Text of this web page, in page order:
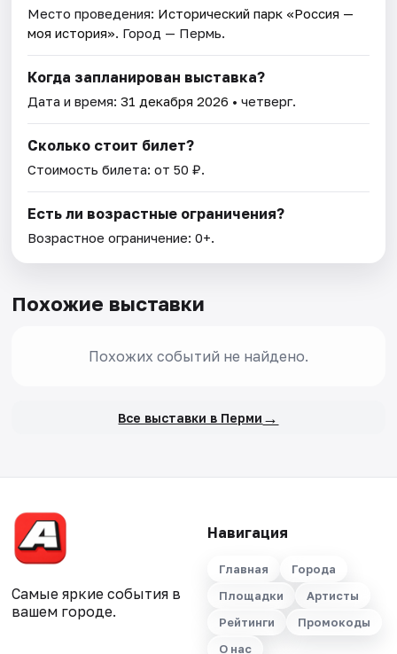
Место проведения: Исторический парк «Россия —
моя история». Город — Пермь.
Когда запланирован выставка?
Дата и время:31 декабря 2026 • четверг.
Сколько стоит билет?
Стоимость билета: от 50 ₽.
Есть ли возрастные ограничения?
Возрастное ограничение: 0+.
Похожие выставки
Похожих событий не найдено.
Все выставки в Перми →
Самые яркие события в
вашем городе.
Навигация
Главная
Города
Площадки
Артисты
Рейтинги
Промокоды
О нас